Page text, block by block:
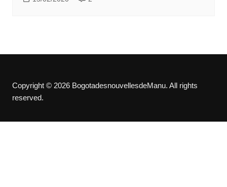
Copyright © 2026 BogotadesnouvellesdeManu. All rights
reserved.